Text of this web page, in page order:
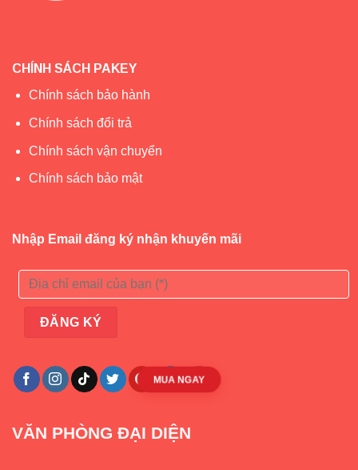
CHÍNH SÁCH PAKEY
Chính sách bảo hành
Chính sách đổi trả
Chính sách vận chuyển
Chính sách bảo mật
Nhập Email đăng ký nhận khuyến mãi
VĂN PHÒNG ĐẠI DIỆN
MUA NGAY